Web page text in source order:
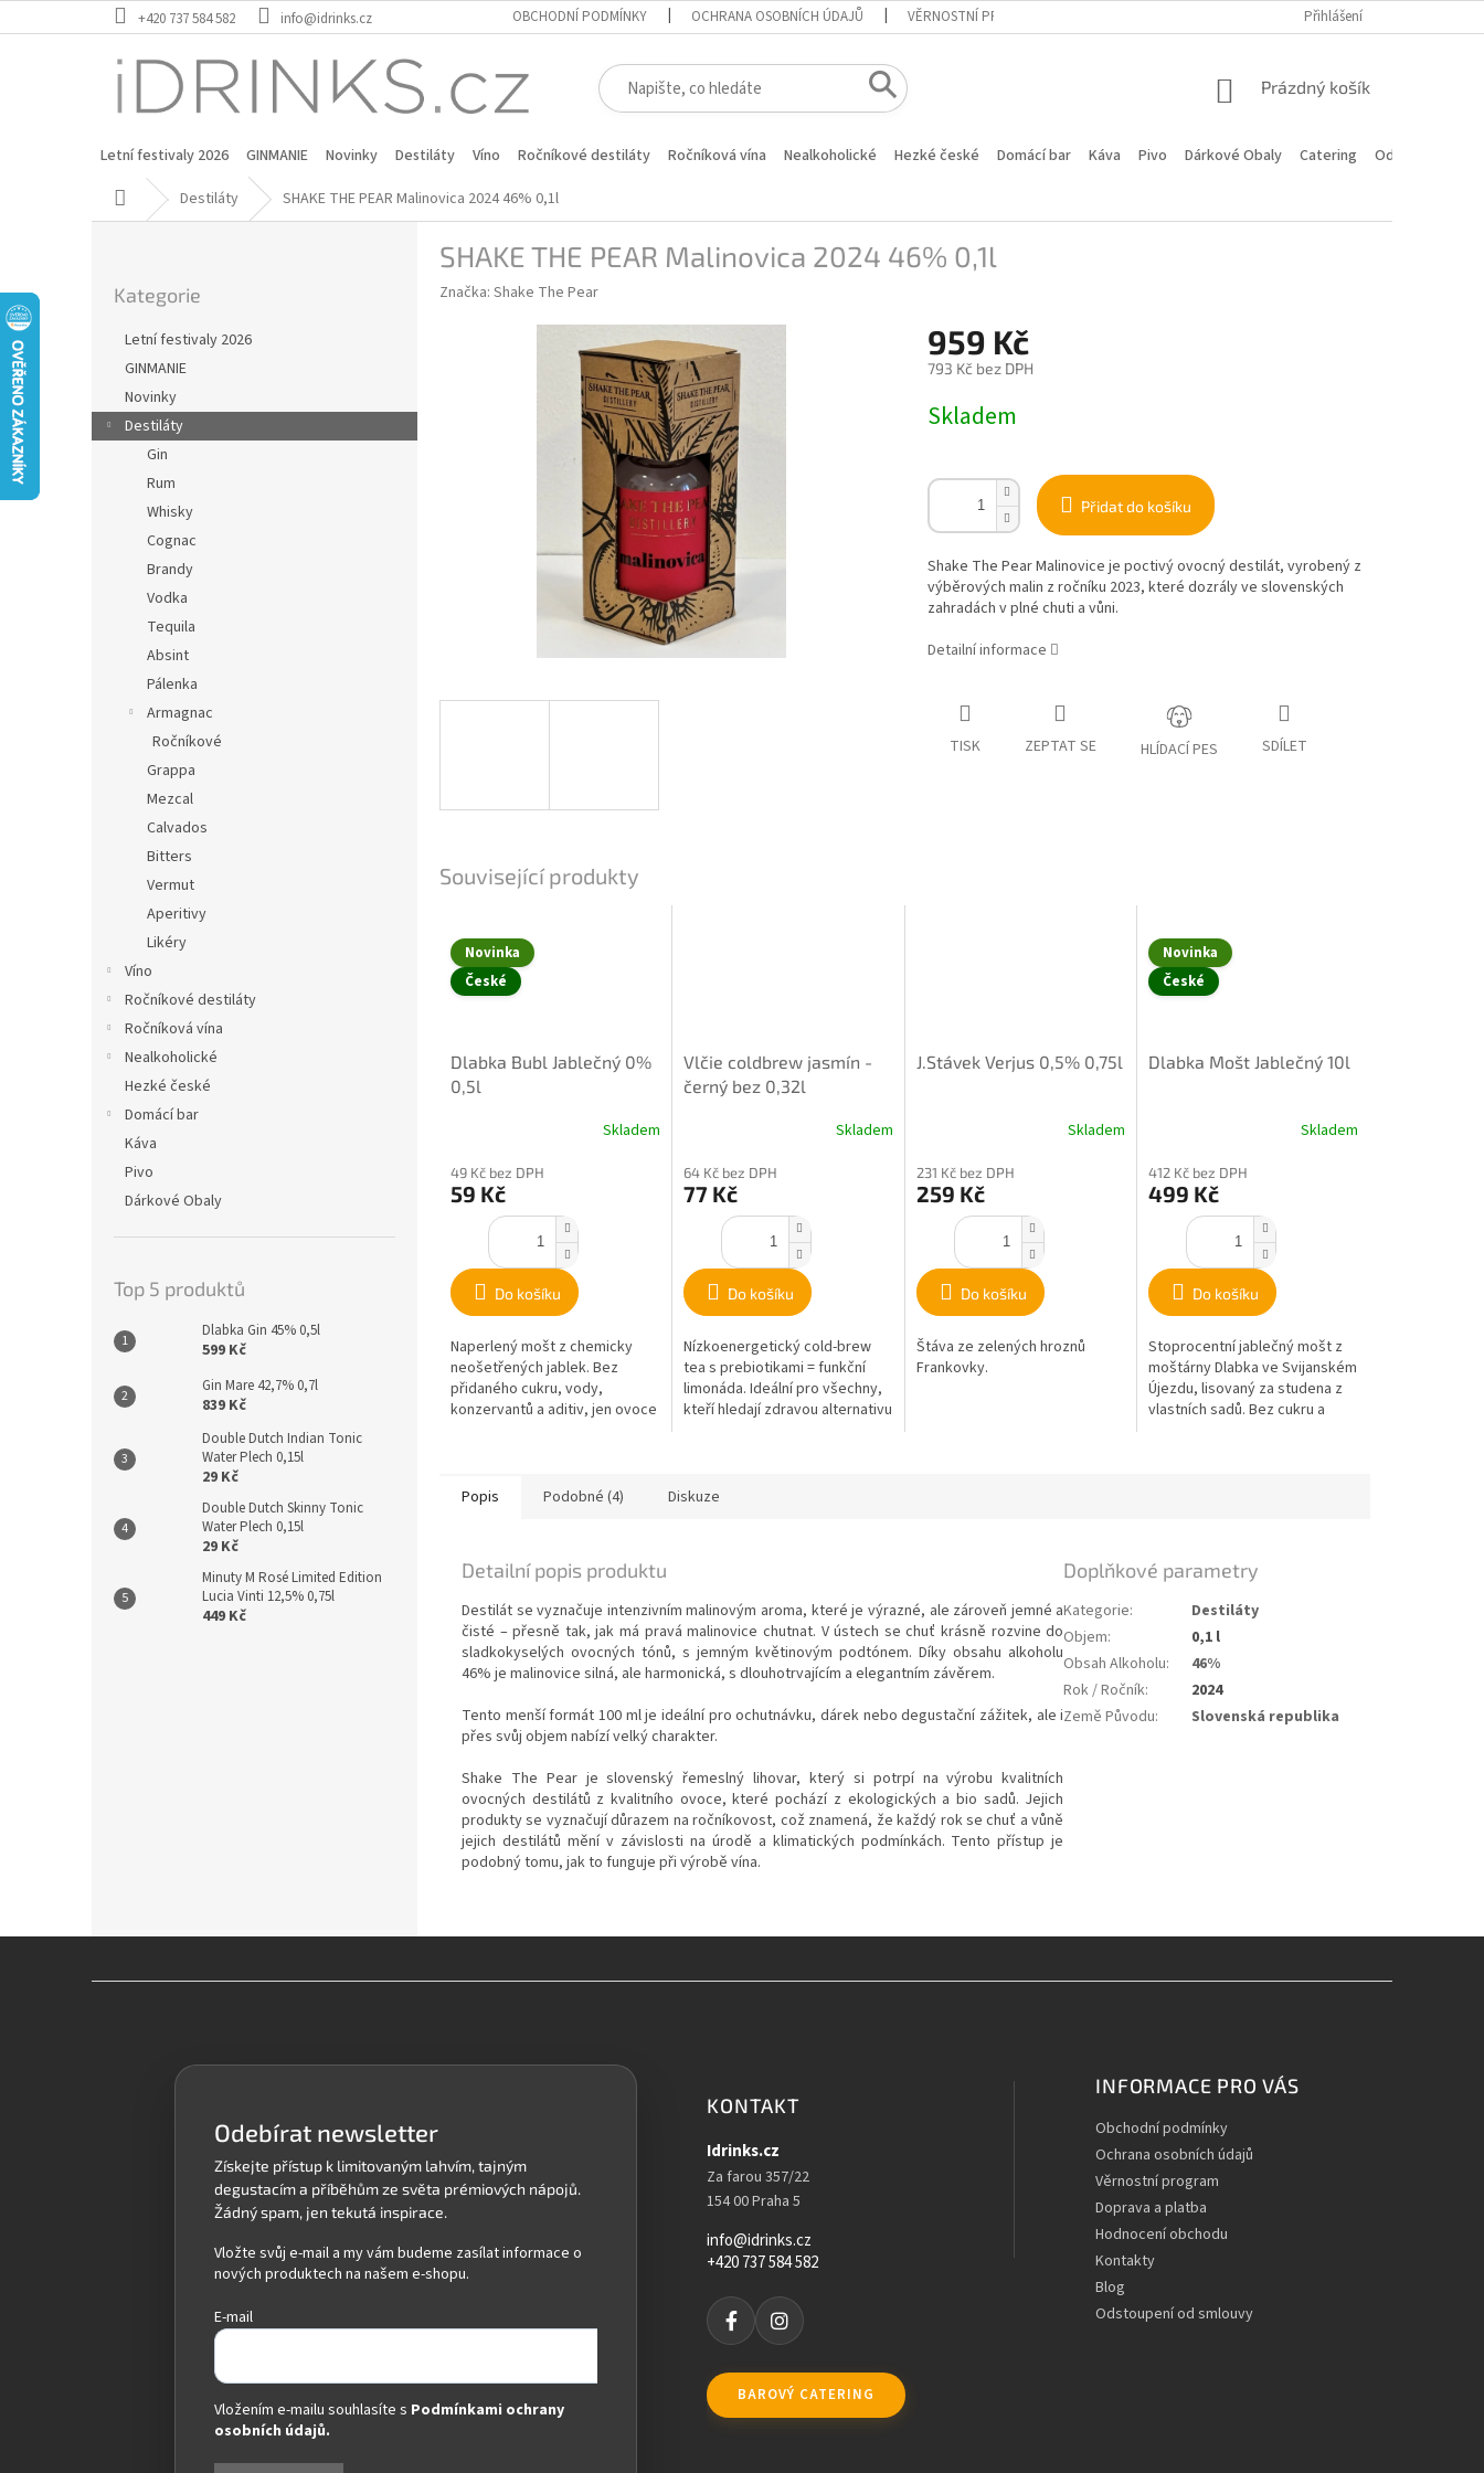
na
+420 737 584 582 info@idrinks.cz OBCHODNÍ PODMÍNKY OCHRANA OSOBNÍCH ÚDAJŮ VĚRNOSTNÍ PROGRAM HODNOCENÍ OBCHODU
Přihlášení
NÁKUPNÍ
Prázdný košík
Letní festivaly 2026 GINMANIE Novinky Destiláty Víno Ročníkové destiláty Ročníková vína Nealkoholické Hezké české Domácí bar Káva Pivo Dárkové Obaly Catering
Odstoupení od
Domů Destiláty SHAKE THE PEAR Malinovica 2024 46% 0,1l
kategorie
Kategorie
Letní festivaly 2026
GINMANIE
Novinky
Destiláty
Gin
Rum
Whisky
Cognac
Brandy
Vodka
Tequila
Absint
Pálenka
Armagnac
Ročníkové
Grappa
Mezcal
Calvados
Bitters
Vermut
Aperitivy
Likéry
Víno
Ročníkové destiláty
Ročníková vína
Nealkoholické
Hezké české
Domácí bar
Káva
Pivo
Dárkové Obaly
Top 5 produktů
Dlabka Gin 45% 0,5l
599 Kč
Gin Mare 42,7% 0,7l
839 Kč
Double Dutch Indian Tonic
Water Plech 0,15l
29 Kč
Double Dutch Skinny Tonic
Water Plech 0,15l
29 Kč
Minuty M Rosé Limited Edition
Lucia Vinti 12,5% 0,75l
449 Kč
SHAKE THE PEAR Malinovica 2024 46% 0,1l
Značka: Shake The Pear
959 Kč
793 Kč bez DPH
cena:
Skladem
Přidat do košíku
Shake The Pear Malinovice je poctivý ovocný destilát, vyrobený z
výběrových malin z ročníku 2023, které dozrály ve slovenských
zahradách v plné chuti a vůni.
Detailní informace
TISK ZEPTAT SE HLÍDACÍ PES SDÍLET
Související produkty
Novinka
České
Dlabka Bubl Jablečný 0%
0,5l
Skladem
49 Kč bez DPH
59 Kč
Do košíku
Naperlený mošt z chemicky
neošetřených jablek. Bez
přidaného cukru, vody,
konzervantů a aditiv, jen ovoce
Vlčie coldbrew jasmín -
černý bez 0,32l
Skladem
64 Kč bez DPH
77 Kč
Do košíku
Nízkoenergetický cold-brew
tea s prebiotikami = funkční
limonáda. Ideální pro všechny,
kteří hledají zdravou alternativu
J.Stávek Verjus 0,5% 0,75l
Skladem
231 Kč bez DPH
259 Kč
Do košíku
Štáva ze zelených hroznů
Frankovky.
Novinka
České
Dlabka Mošt Jablečný 10l
Skladem
412 Kč bez DPH
499 Kč
Do košíku
Stoprocentní jablečný mošt z
moštárny Dlabka ve Svijanském
Újezdu, lisovaný za studena z
vlastních sadů. Bez cukru a
Popis Podobné (4) Diskuze
Detailní popis produktu
Destilát se vyznačuje intenzivním malinovým aroma, které je výrazné, ale zároveň jemné a
čisté – přesně tak, jak má pravá malinovice chutnat. V ústech se chuť krásně rozvine do
sladkokyselých ovocných tónů, s jemným květinovým podtónem. Díky obsahu alkoholu
46% je malinovice silná, ale harmonická, s dlouhotrvajícím a elegantním závěrem.
Tento menší formát 100 ml je ideální pro ochutnávku, dárek nebo degustační zážitek, ale i
přes svůj objem nabízí velký charakter.
Shake The Pear je slovenský řemeslný lihovar, který si potrpí na výrobu kvalitních
ovocných destilátů z kvalitního ovoce, které pochází z ekologických a bio sadů. Jejich
produkty se vyznačují důrazem na ročníkovost, což znamená, že každý rok se chuť a vůně
jejich destilátů mění v závislosti na úrodě a klimatických podmínkách. Tento přístup je
podobný tomu, jak to funguje při výrobě vína.
Doplňkové parametry
Kategorie:
Destiláty
Objem:
0,1 l
Obsah Alkoholu:
46%
Rok / Ročník:
2024
Země Původu: Slovenská republika
Odebírat newsletter
Vložte svůj e-mail a my vám budeme zasílat informace o
nových produktech na našem e-shopu.
E-mail
Vložením e-mailu souhlasíte s Podmínkami ochrany
osobních údajů.
KONTAKT
Idrinks.cz
Za farou 357/22
154 00 Praha 5
info@idrinks.cz
+420 737 584 582
BAROVÝ CATERING
INFORMACE PRO VÁS
Obchodní podmínky
Ochrana osobních údajů
Věrnostní program
Doprava a platba
Hodnocení obchodu
Kontakty
Blog
Odstoupení od smlouvy